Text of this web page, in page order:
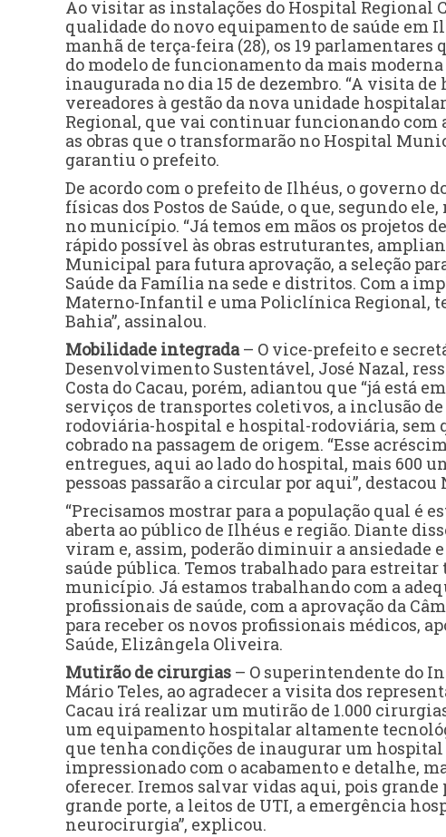
Ao visitar as instalações do Hospital Regional
qualidade do novo equipamento de saúde em
manhã de terça-feira (28), os 19 parlamentares
do modelo de funcionamento da mais
inaugurada no dia 15 de dezembro. “A visita
vereadores à gestão da nova unidade
Regional, que vai continuar funcionando com
as obras que o transformarão no Hospital
garantiu o prefeito.
De acordo com o prefeito de Ilhéus, o governo
físicas dos Postos de Saúde, o que, segundo
no município. “Já temos em mãos os projetos
rápido possível às obras estruturantes,
Municipal para futura aprovação, a seleção
Saúde da Família na sede e distritos. Com a
Materno-Infantil e uma Policlínica Regional,
Bahia”, assinalou.
Mobilidade integrada– O vice-prefeito e
Desenvolvimento Sustentável, José Nazal,
Costa do Cacau, porém, adiantou que “já está
serviços de transportes coletivos, a inclusão
rodoviária-hospital e hospital-rodoviária, sem
cobrado na passagem de origem. “Esse
entregues, aqui ao lado do hospital, mais 600
pessoas passarão a circular por aqui”, destacou
“Precisamos mostrar para a população qual é
aberta ao público de Ilhéus e região. Diante
viram e, assim, poderão diminuir a ansiedade
saúde pública. Temos trabalhado para estreitar
município. Já estamos trabalhando com a
profissionais de saúde, com a aprovação da
para receber os novos profissionais médicos,
Saúde, Elizângela Oliveira.
Mutirão de cirurgias – O superintendente do
Mário Teles, ao agradecer a visita dos
Cacau irá realizar um mutirão de 1.000
um equipamento hospitalar altamente
que tenha condições de inaugurar um
impressionado com o acabamento e detalhe,
oferecer. Iremos salvar vidas aqui, pois
grande porte, a leitos de UTI, a emergência
neurocirurgia”, explicou.